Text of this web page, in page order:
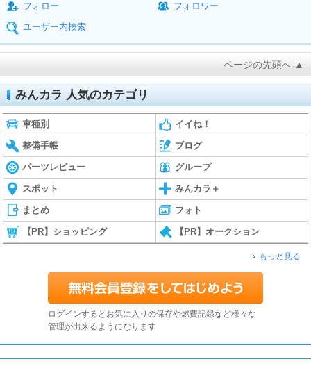
フォロー
フォロワー
ユーザー内検索
ページの先頭へ ▲
みんカラ 人気のカテゴリ
車種別 イイね！
整備手帳 ブログ
パーツレビュー グループ
スポット みんカラ＋
まとめ フォト
【PR】ショッピング 【PR】オークション
もっと見る
ログインするとお気に入りの保存や燃費記録など様々な
管理が出来るようになります